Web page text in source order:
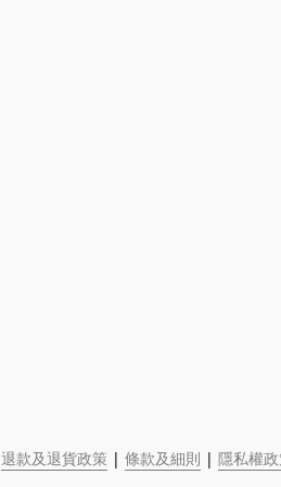
退款及退貨政策 | 條款及細則 | 隱私權